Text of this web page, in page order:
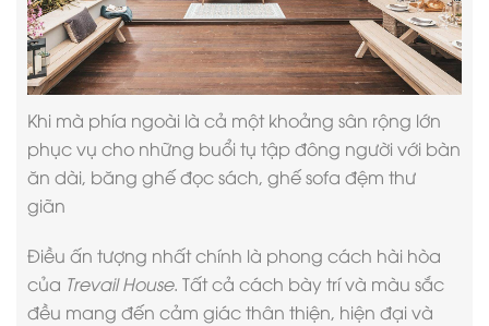
Khi mà phía ngoài là cả một khoảng sân rộng lớn
phục vụ cho những buổi tụ tập đông người với bàn
ăn dài, băng ghế đọc sách, ghế sofa đệm thư
giãn
Điều ấn tượng nhất chính là phong cách hài hòa
của Trevail House. Tất cả cách bày trí và màu sắc
đều mang đến cảm giác thân thiện, hiện đại và